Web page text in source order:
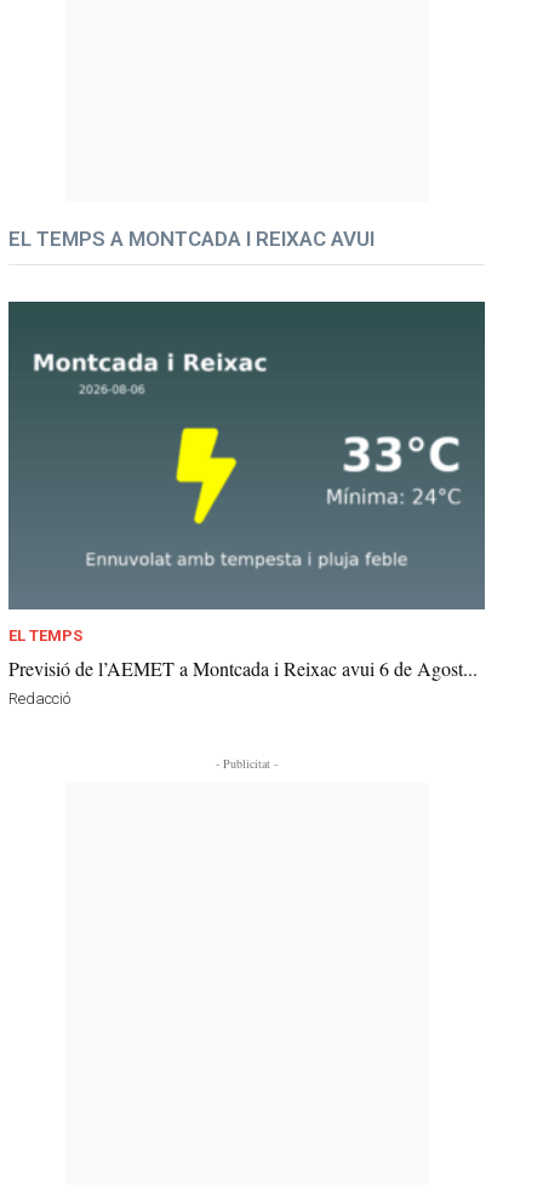
EL TEMPS A MONTCADA I REIXAC AVUI
EL TEMPS
Previsió de l’AEMET a Montcada i Reixac avui 6 de Agost...
Redacció
- Publicitat -